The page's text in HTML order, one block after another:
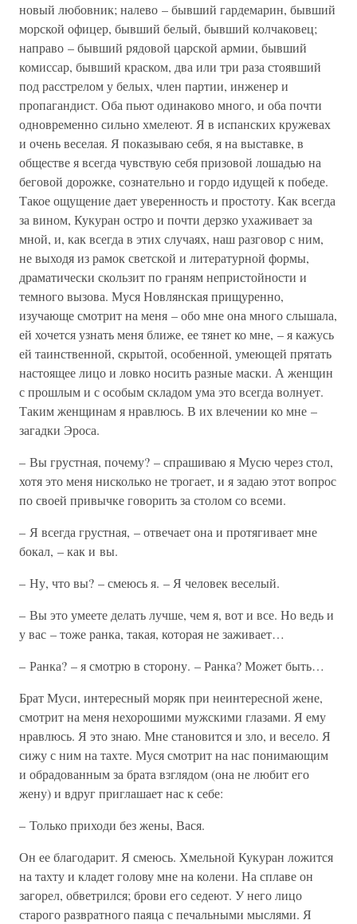
новый любовник; налево – бывший гардемарин, бывший
морской офицер, бывший белый, бывший колчаковец;
направо – бывший рядовой царской армии, бывший
комиссар, бывший краском, два или три раза стоявший
под расстрелом у белых, член партии, инженер и
пропагандист. Оба пьют одинаково много, и оба почти
одновременно сильно хмелеют. Я в испанских кружевах
и очень веселая. Я показываю себя, я на выставке, в
обществе я всегда чувствую себя призовой лошадью на
беговой дорожке, сознательно и гордо идущей к победе.
Такое ощущение дает уверенность и простоту. Как всегда
за вином, Кукуран остро и почти дерзко ухаживает за
мной, и, как всегда в этих случаях, наш разговор с ним,
не выходя из рамок светской и литературной формы,
драматически скользит по граням непристойности и
темного вызова. Муся Новлянская прищуренно,
изучающе смотрит на меня – обо мне она много слышала,
ей хочется узнать меня ближе, ее тянет ко мне, – я кажусь
ей таинственной, скрытой, особенной, умеющей прятать
настоящее лицо и ловко носить разные маски. А женщин
с прошлым и с особым складом ума это всегда волнует.
Таким женщинам я нравлюсь. В их влечении ко мне –
загадки Эроса.
– Вы грустная, почему? – спрашиваю я Мусю через стол,
хотя это меня нисколько не трогает, и я задаю этот вопрос
по своей привычке говорить за столом со всеми.
– Я всегда грустная, – отвечает она и протягивает мне
бокал, – как и вы.
– Ну, что вы? – смеюсь я. – Я человек веселый.
– Вы это умеете делать лучше, чем я, вот и все. Но ведь и
у вас – тоже ранка, такая, которая не заживает…
– Ранка? – я смотрю в сторону. – Ранка? Может быть…
Брат Муси, интересный моряк при неинтересной жене,
смотрит на меня нехорошими мужскими глазами. Я ему
нравлюсь. Я это знаю. Мне становится и зло, и весело. Я
сижу с ним на тахте. Муся смотрит на нас понимающим
и обрадованным за брата взглядом (она не любит его
жену) и вдруг приглашает нас к себе:
– Только приходи без жены, Вася.
Он ее благодарит. Я смеюсь. Хмельной Кукуран ложится
на тахту и кладет голову мне на колени. На сплаве он
загорел, обветрился; брови его седеют. У него лицо
старого развратного паяца с печальными мыслями. Я